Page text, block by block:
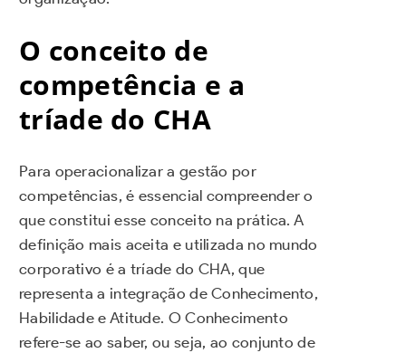
O conceito de
competência e a
tríade do CHA
Para operacionalizar a gestão por
competências, é essencial compreender o
que constitui esse conceito na prática. A
definição mais aceita e utilizada no mundo
corporativo é a tríade do CHA, que
representa a integração de Conhecimento,
Habilidade e Atitude. O Conhecimento
refere-se ao saber, ou seja, ao conjunto de